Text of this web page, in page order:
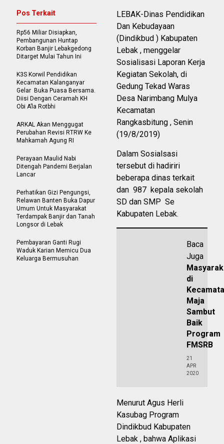
LEBAK-Dinas Pendidikan
Dan Kebudayaan
(Dindikbud ) Kabupaten
Lebak , menggelar
Sosialisasi Laporan Kerja
Kegiatan Sekolah, di
Gedung Tekad Waras
Desa Narimbang Mulya
Kecamatan
Rangkasbitung , Senin
(19/8/2019)
Dalam Sosialsasi
tersebut di hadiriri
beberapa dinas terkait
dan 987 kepala sekolah
SD dan SMP Se
Kabupaten Lebak.
Baca
Juga
di
Maja
Sambut
Baik
Program
FMSRB
21
APR
2020
Menurut Agus Herli
Kasubag Program
Dindikbud Kabupaten
Lebak , bahwa Aplikasi
Pos Terkait
Rp56 Miliar Disiapkan,
Pembangunan Huntap
Korban Banjir Lebakgedong
Ditarget Mulai Tahun Ini
K3S Korwil Pendidikan
Kecamatan Kalanganyar
Gelar Buka Puasa Bersama.
Diisi Dengan Ceramah KH
Obi A’la Rotbhi
ARKAL Akan Menggugat
Perubahan Revisi RTRW Ke
Mahkamah Agung RI
Perayaan Maulid Nabi
Ditengah Pandemi Berjalan
Lancar
Perhatikan Gizi Pengungsi,
Relawan Banten Buka Dapur
Umum Untuk Masyarakat
Terdampak Banjir dan Tanah
Longsor di Lebak
Pembayaran Ganti Rugi
Waduk Karian Memicu Dua
Keluarga Bermusuhan